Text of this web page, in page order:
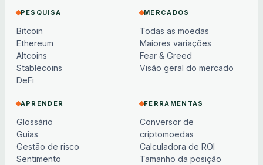
PESQUISA
Bitcoin
Ethereum
Altcoins
Stablecoins
DeFi
MERCADOS
Todas as moedas
Maiores variações
Fear & Greed
Visão geral do mercado
APRENDER
Glossário
Guias
Gestão de risco
Sentimento
FERRAMENTAS
Conversor de
criptomoedas
Calculadora de ROI
Tamanho da posição